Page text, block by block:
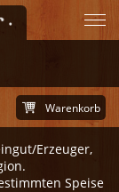
Erzeuger,
Speise
Warenkorb